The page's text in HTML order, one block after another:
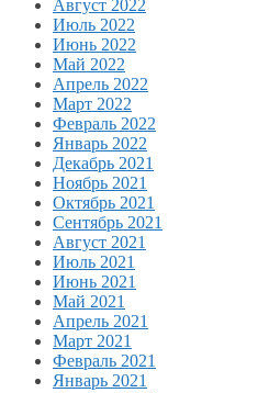
Август 2022
Июль 2022
Июнь 2022
Май 2022
Апрель 2022
Март 2022
Февраль 2022
Январь 2022
Декабрь 2021
Ноябрь 2021
Октябрь 2021
Сентябрь 2021
Август 2021
Июль 2021
Июнь 2021
Май 2021
Апрель 2021
Март 2021
Февраль 2021
Январь 2021